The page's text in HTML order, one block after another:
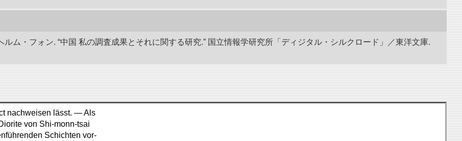
ム・フォン. “中国 私の調査成果とそれに関する研究.” 国立情報学研究所「ディジタル・シルクロード」／東洋文庫.
nachweisen lässt. — Als
von Shi-monn-tsai
Schichten vor-